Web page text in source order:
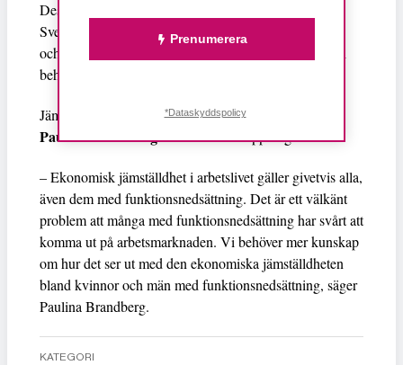
Dessutom är personer med funktionsnedsättning i
Sverige överrepresenterade i
och står inför olika utmaningar när det gäller att få och
behålla anställning.
Jämställdhets- och biträdande arbetsmarknadsminister
Paulina Brandbergsade såhär om uppdraget.
– Ekonomisk jämställdhet i arbetslivet gäller givetvis alla,
även dem med funktionsnedsättning. Det är ett välkänt
problem att många med funktionsnedsättning har svårt att
komma ut på arbetsmarknaden. Vi behöver mer kunskap
om hur det ser ut med den ekonomiska jämställdheten
bland kvinnor och män med funktionsnedsättning, säger
Paulina Brandberg.
KATEGORI
Prenumerera
*Dataskyddspolicy